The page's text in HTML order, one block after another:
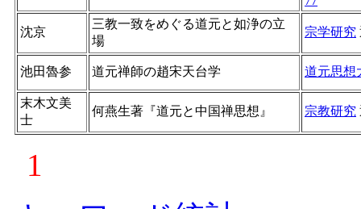
沈京
三教一致をめぐる道元と如浄の立
場
宗学研究
池田魯参 道元禅師の趙宋天台学 道元思想
末木文美
士
何燕生著『道元と中国禅思想』 宗教研究
1